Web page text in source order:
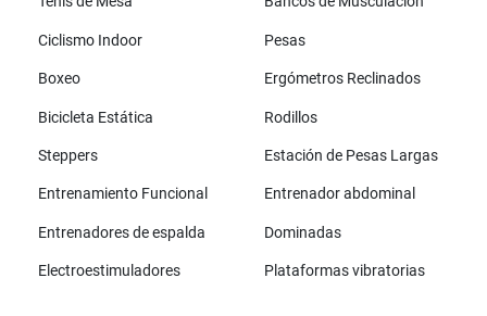
Ciclismo Indoor Pesas
Boxeo Ergómetros Reclinados
Bicicleta Estática Rodillos
Steppers Estación de Pesas Largas
Entrenamiento Funcional Entrenador abdominal
Entrenadores de espalda Dominadas
Electroestimuladores Plataformas vibratorias